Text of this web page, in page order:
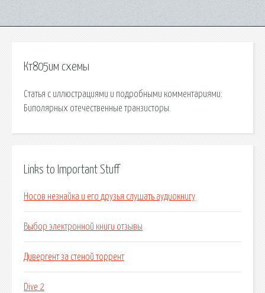
Кт805им схемы
Статья с иллюстрациями и подробными комментариями:
Биполярных отечественные транзисторы.
Links to Important Stuff
Носов незнайка и его друзья слушать аудиокнигу
Выбор электронной книги отзывы
Дивергент за стеной торрент
Dive 2